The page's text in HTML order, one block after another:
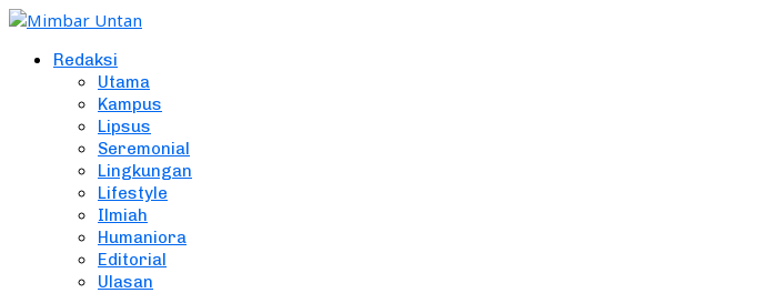
Redaksi
Utama
Kampus
Lipsus
Seremonial
Lingkungan
Lifestyle
Ilmiah
Humaniora
Editorial
Ulasan